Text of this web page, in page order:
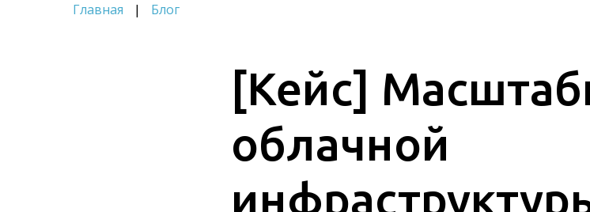
Главная | Блог
[Кейс]
облачной